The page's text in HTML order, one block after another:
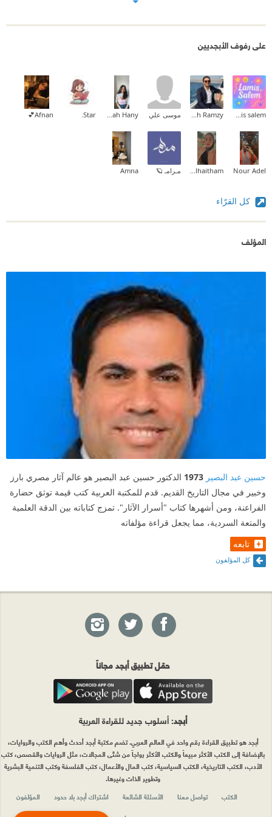
على رفوف الأبجديين
موسى علي Star.
Afnan💕
Nour Adel مـرامـ 🪐 Amna
كل القرّاء
المؤلف
حسين عبد البصير 1973 الدكتور حسين عبد البصير هو عالم آثار مصري بارز
وخبير في مجال التاريخ القديم. قدم للمكتبة العربية كتب قيمة توثق حضارة
الفراعنة، ومن أشهرها كتاب "أسرار الآثار". تمزج كتاباته بين الدقة العلمية
والمتعة السردية، مما يجعل قراءة مؤلفاته
تابعه
كل المؤلفون
حمّل تطبيق أبجد مجاناً
أبجد: أسلوب جديد للقراءة العربية
أبجد هو تطبيق القراءة رقم واحد في العالم العربي. تضم مكتبة أبجد أحدث وأهم الكتب والروايات،
بالإضافة إلى الكتب الأكثر مبيعاً والكتب الأكثر رواجاً من شتّى المجالات، مثل الروايات والقصص، كتب
الأدب، الكتب التاريخية، الكتب السياسية، كتب المال والأعمال، كتب الفلسفة وكتب التنمية البشرية
وتطوير الذات وغيرها.
الكتب
تواصل معنا الأسئلة الشائعة اشتراك أبجد بلا حدود
المؤلفون